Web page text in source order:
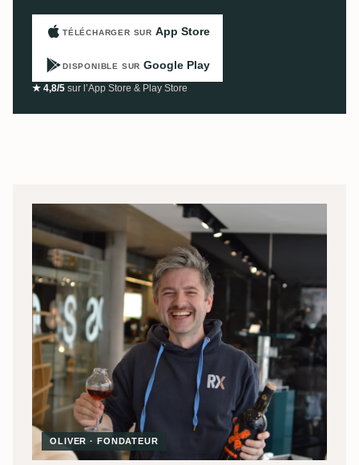
TÉLÉCHARGER SUR App Store
DISPONIBLE SUR Google Play
★ 4,8/5 sur l’App Store & Play Store
OLIVER · FONDATEUR